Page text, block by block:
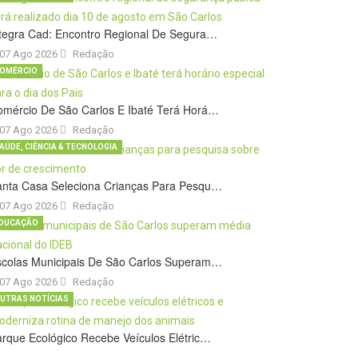
Cad: Encontro Regional De Segura…
07 Ago 2026 Redação
De São Carlos E Ibaté Terá Horá…
07 Ago 2026 Redação
Casa Seleciona Crianças Para Pesqu…
07 Ago 2026
CIÊNCIA & TECNOLOGIA
Redação
Municipais De São Carlos Superam…
07 Ago 2026 Redação
Ecológico Recebe Veículos Elétric…
NOTÍCIAS